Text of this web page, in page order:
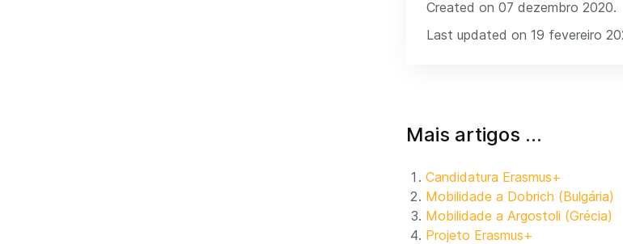
Created on 07 dezembro 2020.
Last updated on 19 fevereiro
Mais artigos …
Candidatura Erasmus+
Mobilidade a Dobrich (Bulgária)
Mobilidade a Argostoli (Grécia)
Projeto Erasmus+